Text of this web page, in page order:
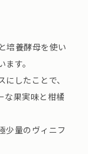
培養酵母を使い
す。
したことで、
な果実味と柑橘
少量のヴィニフ